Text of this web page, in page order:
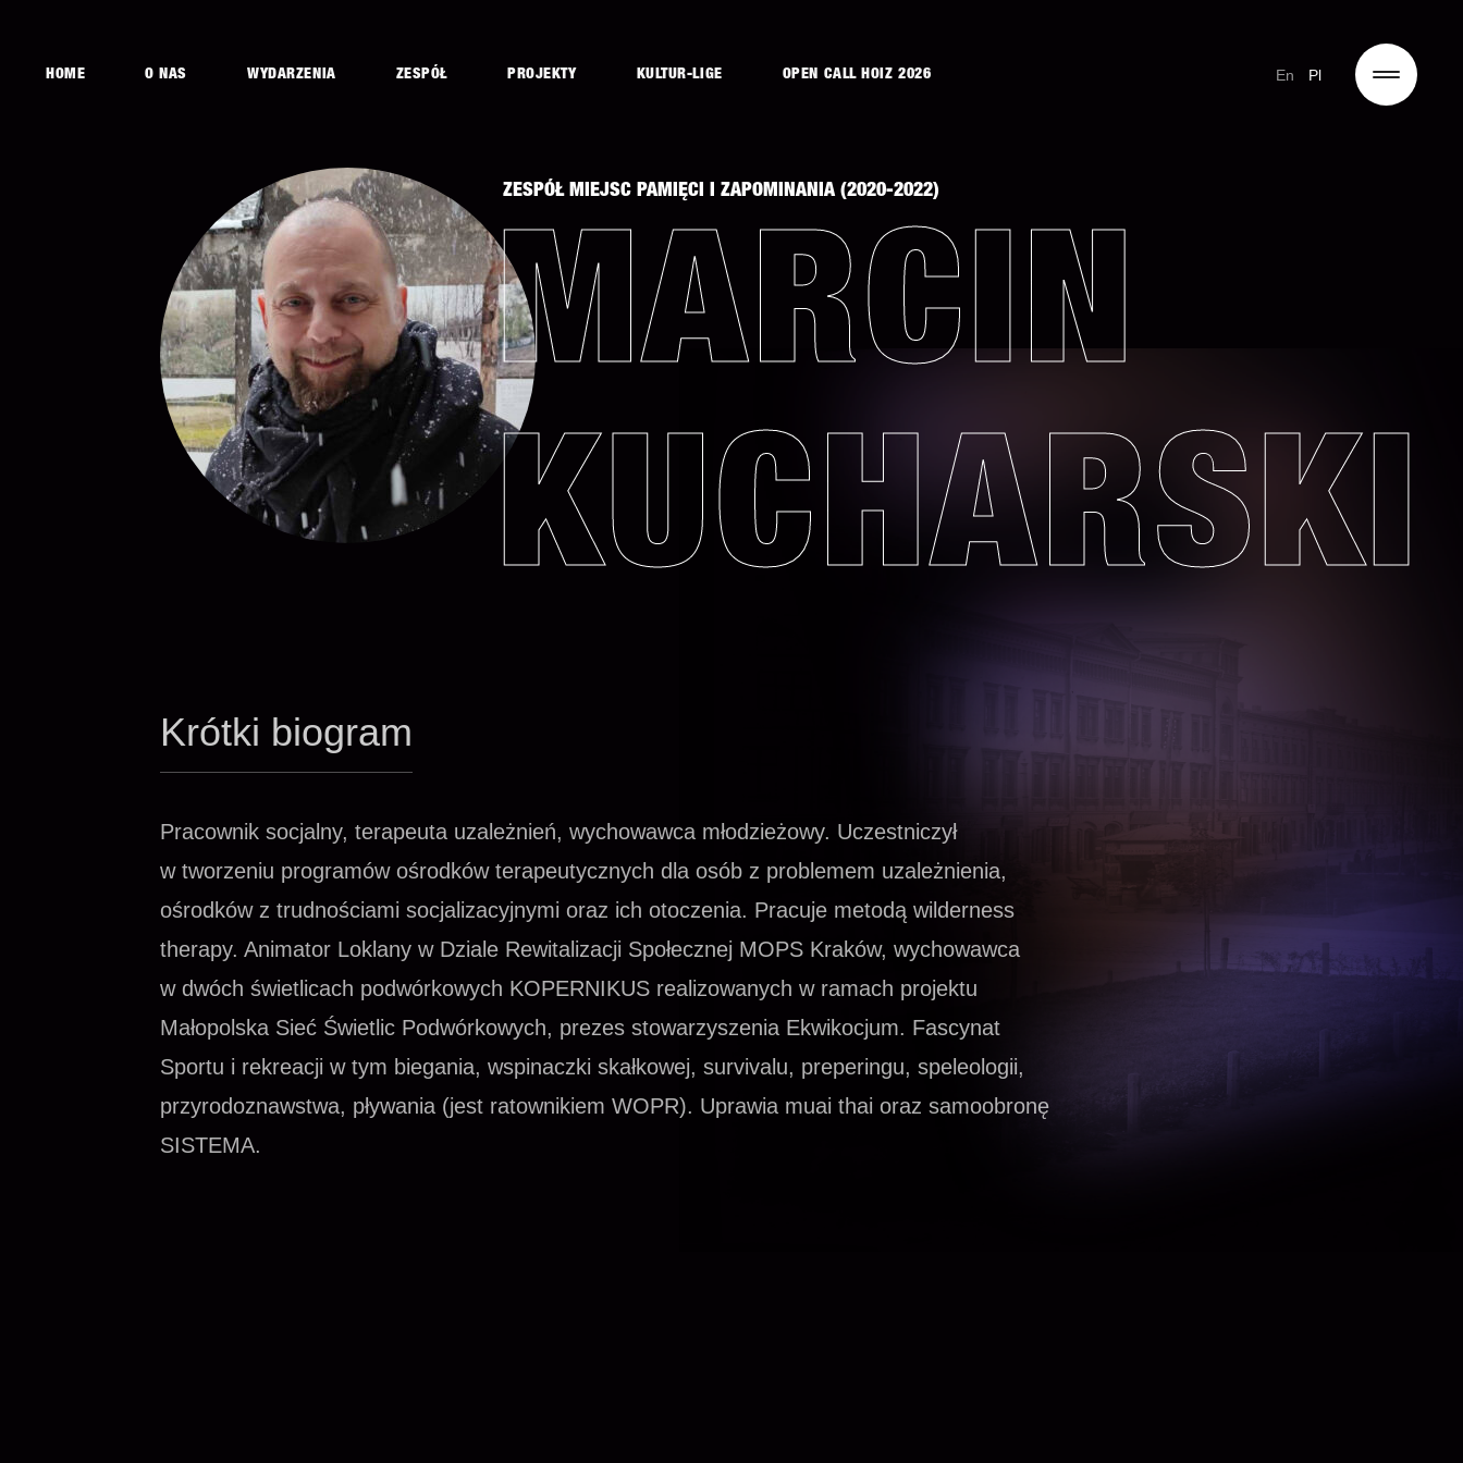
HOME O NAS WYDARZENIA ZESPÓŁ PROJEKTY KULTUR-LIGE OPEN CALL HOIZ 2026 Pl
En
ZESPÓŁ MIEJSC PAMIĘCI I ZAPOMINANIA (2020-2022)
MARCIN
KUCHARSKI
Krótki biogram
Pracownik socjalny, terapeuta uzależnień, wychowawca młodzieżowy. Uczestniczył
w tworzeniu programów ośrodków terapeutycznych dla osób z problemem uzależnienia,
ośrodków z trudnościami socjalizacyjnymi oraz ich otoczenia. Pracuje metodą wilderness
therapy. Animator Loklany w Dziale Rewitalizacji Społecznej MOPS Kraków, wychowawca
w dwóch świetlicach podwórkowych KOPERNIKUS realizowanych w ramach projektu
Małopolska Sieć Świetlic Podwórkowych, prezes stowarzyszenia Ekwikocjum. Fascynat
Sportu i rekreacji w tym biegania, wspinaczki skałkowej, survivalu, preperingu, speleologii,
przyrodoznawstwa, pływania (jest ratownikiem WOPR). Uprawia muai thai oraz samoobronę
SISTEMA.